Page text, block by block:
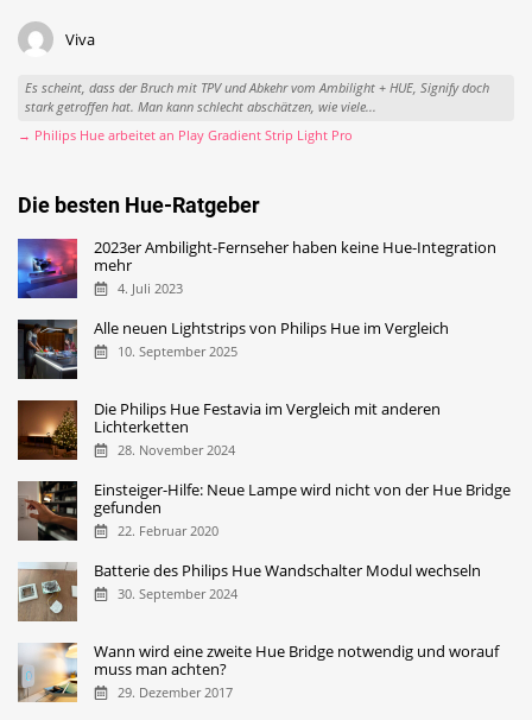
Viva
Es scheint, dass der Bruch mit TPV und Abkehr vom Ambilight + HUE, Signify doch
stark getroffen hat. Man kann schlecht abschätzen, wie viele...
→ Philips Hue arbeitet an Play Gradient Strip Light Pro
Die besten Hue-Ratgeber
2023er Ambilight-Fernseher haben keine Hue-Integration
mehr
4. Juli 2023
Alle neuen Lightstrips von Philips Hue im Vergleich
10. September 2025
Die Philips Hue Festavia im Vergleich mit anderen
Lichterketten
28. November 2024
Einsteiger-Hilfe: Neue Lampe wird nicht von der Hue Bridge
gefunden
22. Februar 2020
Batterie des Philips Hue Wandschalter Modul wechseln
30. September 2024
Wann wird eine zweite Hue Bridge notwendig und worauf
muss man achten?
29. Dezember 2017